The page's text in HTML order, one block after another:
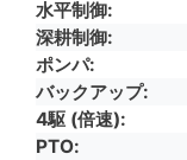
水平制御
深耕制御
ポンパ
バックアップ
4駆 (倍速)
PTO